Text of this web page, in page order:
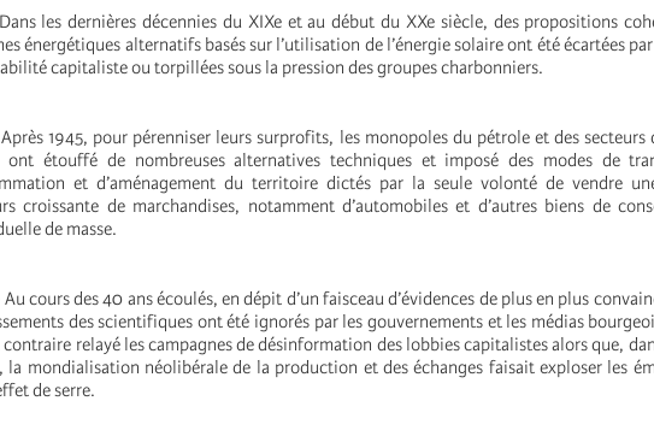
les dernières décennies du XIXe et au début du XXe siècle, des propositions
énergétiques alternatifs basés sur l’utilisation de l’énergie solaire ont été écartées
capitaliste ou torpillées sous la pression des groupes charbonniers.
1945, pour pérenniser leurs surprofits, les monopoles du pétrole et des secteurs
étouffé de nombreuses alternatives techniques et imposé des modes de
et d’aménagement du territoire dictés par la seule volonté de vendre
croissante de marchandises, notamment d’automobiles et d’autres biens de
de masse.
cours des 40 ans écoulés, en dépit d’un faisceau d’évidences de plus en plus
des scientifiques ont été ignorés par les gouvernements et les médias
relayé les campagnes de désinformation des lobbies capitalistes alors que,
la mondialisation néolibérale de la production et des échanges faisait exploser les
de serre.